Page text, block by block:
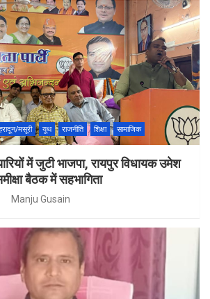
मसूरी यूथ राजनीति शिक्षा सामाजिक
में जुटी भाजपा, रायपुर विधायक उमेश
बैठक में सहभागिता
Manju Gusain